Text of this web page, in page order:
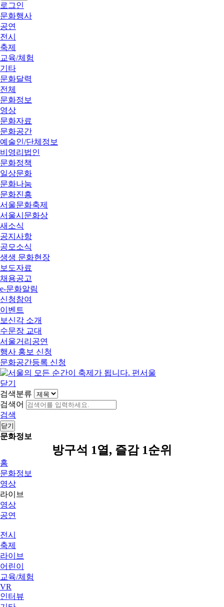
로그인
문화행사
공연
전시
축제
교육/체험
기타
문화달력
전체
문화정보
영상
문화자료
문화공간
예술인/단체정보
비영리법인
문화정책
일상문화
문화나눔
문화진흥
서울문화축제
서울시문화상
새소식
공지사항
공모소식
생생 문화현장
보도자료
채용공고
e-문화알림
신청참여
이벤트
보신각 소개
수문장 교대
서울거리공연
행사 홍보 신청
문화공간등록 신청
닫기
검색분류
검색어
검색
닫기
문화정보
방구석 1열, 즐감 1순위
홈
문화정보
영상
라이브
영상
공연
전시
축제
라이브
어린이
교육/체험
VR
인터뷰